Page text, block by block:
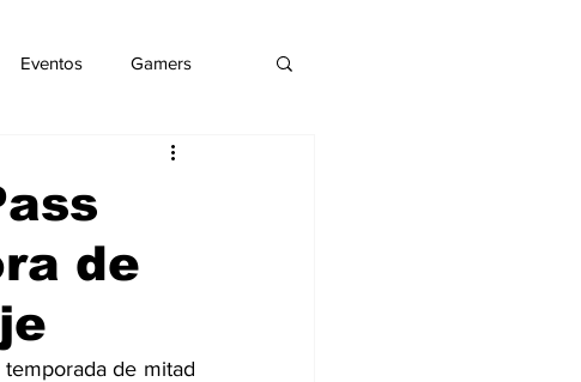
Eventos Gamers
Tecnología
de
de mitad